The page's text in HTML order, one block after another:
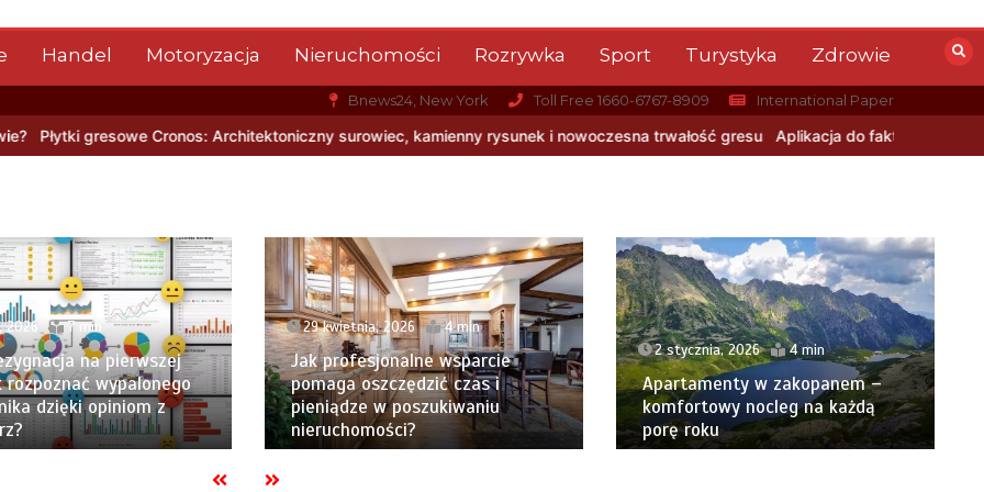
Handel Motoryzacja Nieruchomości Rozrywka Sport Turystyka Zdrowie
Bnews24, New York Toll Free 1660-6767-8909 International Paper
Architektoniczny surowiec, kamienny rysunek i nowoczesna trwałość gresu Aplikacja do fakturowania terenowego — rozwiązanie
2026 7 min
na pierwszej
rozpoznać wypalonego
dzięki opiniom z
29 kwietnia, 2026 4 min
Jak profesjonalne wsparcie
pomaga oszczędzić czas i
pieniądze w poszukiwaniu
nieruchomości?
2 stycznia, 2026 4 min
Apartamenty w zakopanem –
komfortowy nocleg na każdą
porę roku